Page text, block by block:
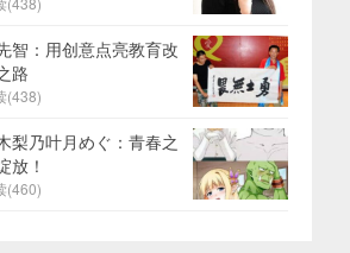
智：用创意点亮教育改
路
(438)
梨乃叶月めぐ：青春之
放！
(460)